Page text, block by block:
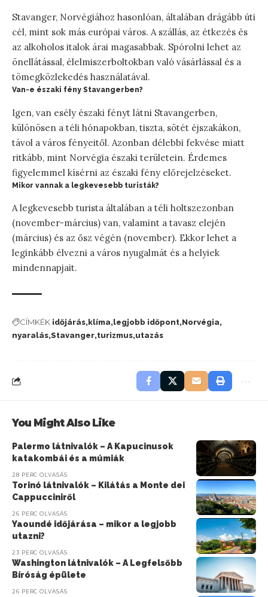
Stavanger, Norvégiához hasonlóan, általában drágább úti
cél, mint sok más európai város. A szállás, az étkezés és
az alkoholos italok árai magasabbak. Spórolni lehet az
önellátással, élelmiszerboltokban való vásárlással és a
tömegközlekedés használatával.
Van-e északi fény Stavangerben?
Igen, van esély északi fényt látni Stavangerben,
különösen a téli hónapokban, tiszta, sötét éjszakákon,
távol a város fényeitől. Azonban délebbi fekvése miatt
ritkább, mint Norvégia északi területein. Érdemes
figyelemmel kísérni az északi fény előrejelzéseket.
Mikor vannak a legkevesebb turisták?
A legkevesebb turista általában a téli holtszezonban
(november-március) van, valamint a tavasz elején
(március) és az ősz végén (november). Ekkor lehet a
leginkább élvezni a város nyugalmát és a helyiek
mindennapjait.
CÍMKÉK időjárás klíma legjobb időpont Norvégia
nyaralás Stavanger turizmus utazás
You Might Also Like
Palermo látnivalók – A Kapucinusok
katakombái és a múmiák
28 PERC OLVASÁS
Torinó látnivalók – Kilátás a Monte dei
Cappucciniről
26 PERC OLVASÁS
Yaoundé időjárása – mikor a legjobb
utazni?
23 PERC OLVASÁS
Washington látnivalók – A Legfelsőbb
Bíróság épülete
26 PERC OLVASÁS